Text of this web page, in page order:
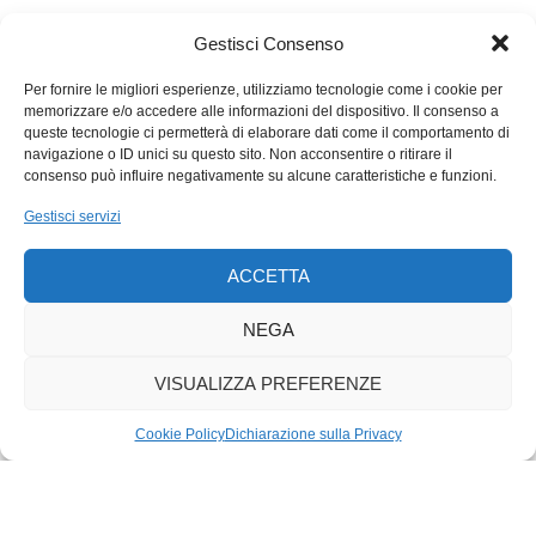
Gestisci Consenso
Per fornire le migliori esperienze, utilizziamo tecnologie come i cookie per
memorizzare e/o accedere alle informazioni del dispositivo. Il consenso a
queste tecnologie ci permetterà di elaborare dati come il comportamento di
navigazione o ID unici su questo sito. Non acconsentire o ritirare il
consenso può influire negativamente su alcune caratteristiche e funzioni.
Gestisci servizi
ACCETTA
NEGA
VISUALIZZA PREFERENZE
Cookie PolicyDichiarazione sulla Privacy
immagini e nei servizi del telegiornale, la diga ha ceduto. Per la
organizzato nel capoluogo, e si è ritrovata unica signora sui
cinquant’anni in una folla di giovani – che potrebbero essere le
sue figlie, o i suoi genitori. E si è riconciliata con Parvin. La
farfalla è il simbolo della trasformazione. Dalla crisalide
finalmente si libra in volo una donna libera.